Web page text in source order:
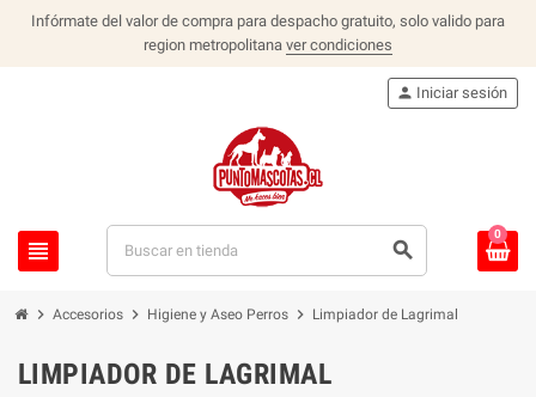
Infórmate del valor de compra para despacho gratuito, solo valido para
region metropolitana ver condiciones
view_headline search
person Iniciar sesión
0
chevron_right Accesorios chevron_right Higiene y Aseo Perros chevron_right Limpiador de Lagrimal
LIMPIADOR DE LAGRIMAL